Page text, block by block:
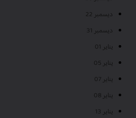
ديسمبر 22
ديسمبر 31
يناير 01
يناير 05
يناير 07
يناير 08
يناير 13